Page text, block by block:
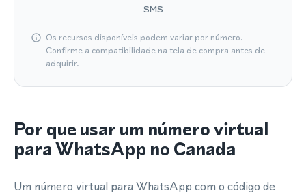
SMS
Os recursos disponíveis podem variar por número.
Confirme a compatibilidade na tela de compra antes de
adquirir.
Por que usar um número virtual
para WhatsApp no Canada
Um número virtual para WhatsApp com o código de